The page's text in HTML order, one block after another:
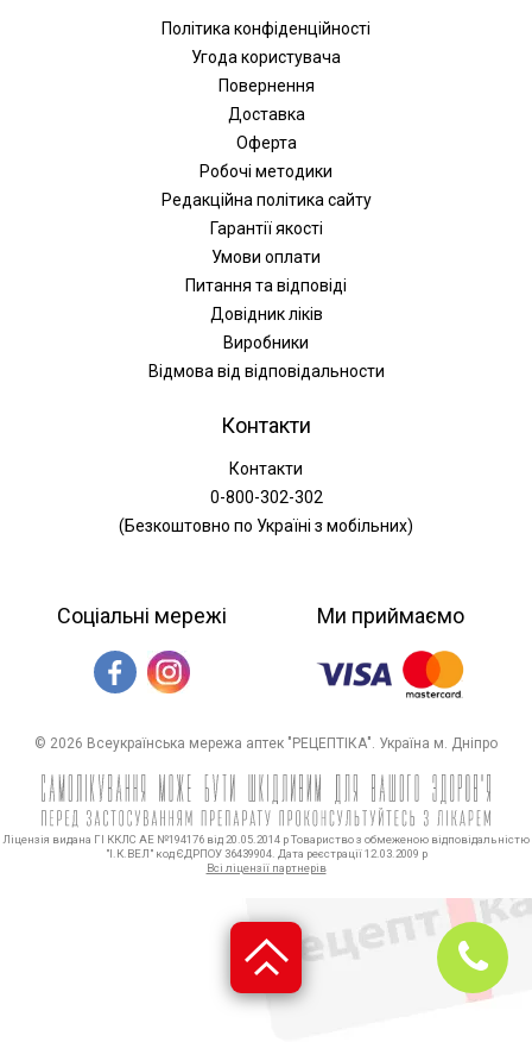
Політика конфіденційності
Угода користувача
Повернення
Доставка
Оферта
Робочі методики
Редакційна політика сайту
Гарантії якості
Умови оплати
Питання та відповіді
Довідник ліків
Виробники
Відмова від відповідальности
Контакти
Контакти
0-800-302-302
(Безкоштовно по Україні з мобільних)
Соціальні мережі Ми приймаємо
© 2026 Всеукраїнська мережа аптек "РЕЦЕПТІКА". Україна м. Дніпро
Ліцензія видана ГІ ККЛС АЕ №194176 від 20.05.2014 р Товариство з обмеженою відповідальністю
"І.К.ВЕЛ" код ЄДРПОУ 36439904. Дата реєстрації 12.03.2009 р
Всі ліцензії партнерів